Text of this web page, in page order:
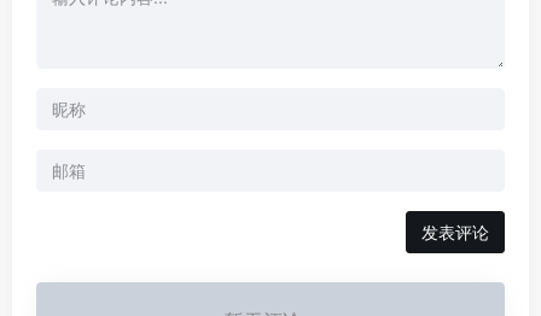
发表评论